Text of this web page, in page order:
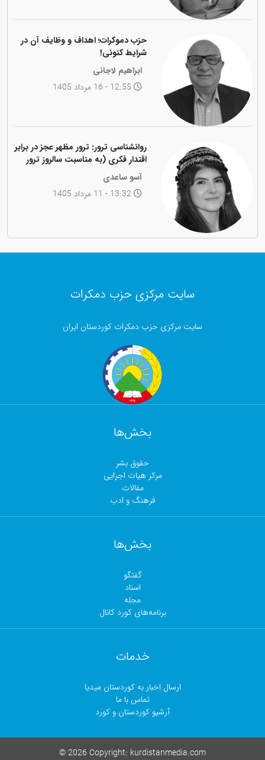
حزب دموکرات؛ اهداف و وظایف آن در
شرایط کنونی!
ابراهیم لاجانی
روانشناسی ترور: ترور مظهر عجز در برابر
اقتدار فکری (به مناسبت سالروز ترور
فیزیکی رهبر کاریزماتیک ملت کورد،
دکتر عبدالرحمان قاسملو)
آسو ساعدی
13:32 - 11 مرداد 1405
سایت مرکزی حزب دمکرات
سایت مرکزی حزب دمکرات کوردستان ایران
بخش‌ها
حقوق بشر
مرکز هیات اجرایی
مقالات
فرهنگ و ادب
بخش‌ها
گفتگو
اسناد
مجلە
برنامەهای کورد کانال
خدمات
ارسال اخبار بە کوردستان میدیا
تماس با ما
آرشیو کوردستان و کورد
© 2026 Copyright: kurdistanmedia.com